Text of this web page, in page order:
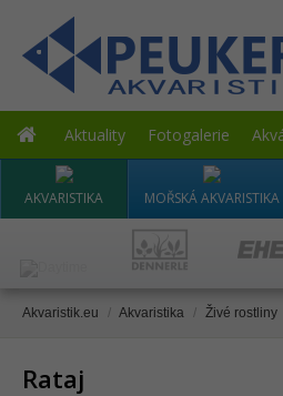
Aktuality Fotogalerie
AKVARISTIKA MOŘSKÁ AKVARISTIKA
Akvaristik.eu / Akvaristika / Živé rostliny
Rataj